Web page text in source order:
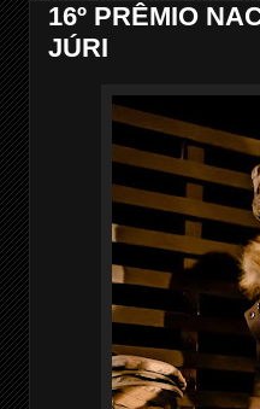
16º PRÊMIO
JÚRI